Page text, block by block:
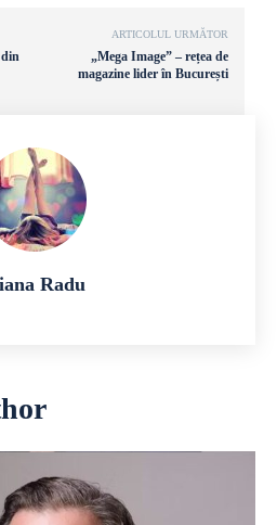
ARTICOLUL URMĂTOR
„Mega Image” – rețea de
magazine lider în București
Radu